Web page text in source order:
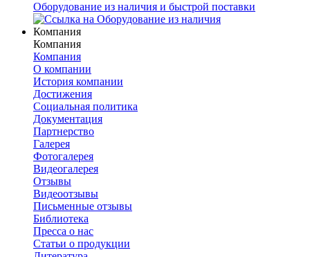
Оборудование из наличия и быстрой поставки
Компания
Компания
Компания
О компании
История компании
Достижения
Социальная политика
Документация
Партнерство
Галерея
Фотогалерея
Видеогалерея
Отзывы
Видеоотзывы
Письменные отзывы
Библиотека
Пресса о нас
Статьи о продукции